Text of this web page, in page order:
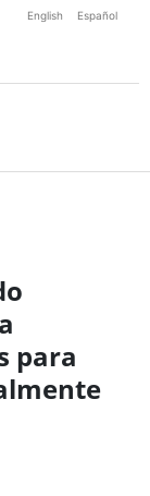
English Español
para